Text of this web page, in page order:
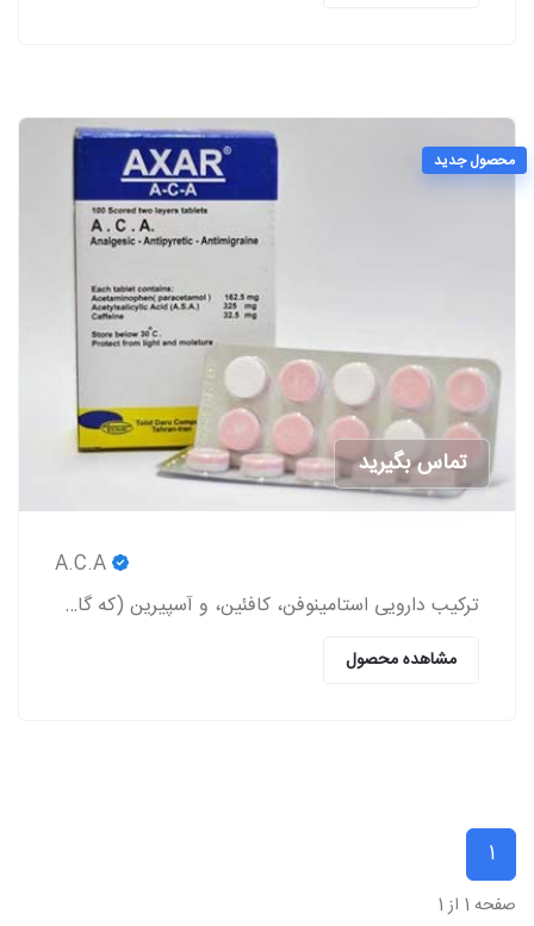
محصول جدید
تماس بگیرید
ترکیب دارویی استامینوفن، کافئین، و آسپیرین (که گاهی اوقات به صورت عامیانه با مخفف ACA شناخته می‌شود) یک داروی مسکن بدون نسخه است.
مشاهده محصول
1
صفحه 1 از 1